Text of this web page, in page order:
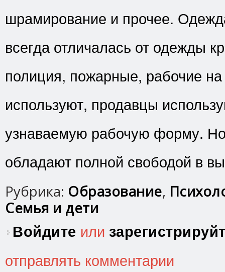
шрамирование и прочее.
всегда отличалась от одежды
полиция, пожарные, рабочие на
используют, продавцы
узнаваемую рабочую форму.
обладают полной свободой в
Рубрика: Образование,
Семья и дети
Войдите или
отправлять комментарии